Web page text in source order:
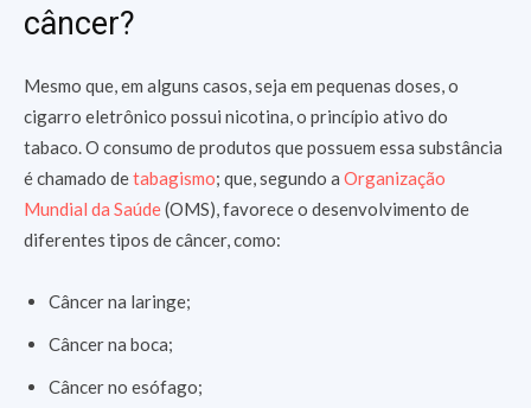
câncer?
Mesmo que, em alguns casos, seja em pequenas doses, o
cigarro eletrônico possui nicotina, o princípio ativo do
tabaco. O consumo de produtos que possuem essa substância
é chamado detabagismo; que, segundo a Organização
Mundial da Saúde(OMS), favorece o desenvolvimento de
diferentes tipos de câncer, como:
Câncer na laringe;
Câncer na boca;
Câncer no esófago;